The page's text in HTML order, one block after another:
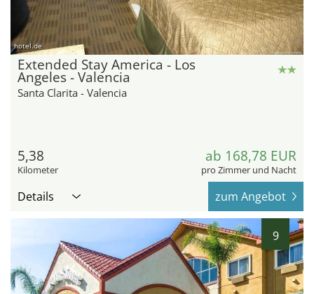
hotel.de
Extended Stay America - Los
Angeles - Valencia
Santa Clarita - Valencia
5,38
Kilometer
ab 168,78 EUR
pro Zimmer und Nacht
Details zum Angebot
9